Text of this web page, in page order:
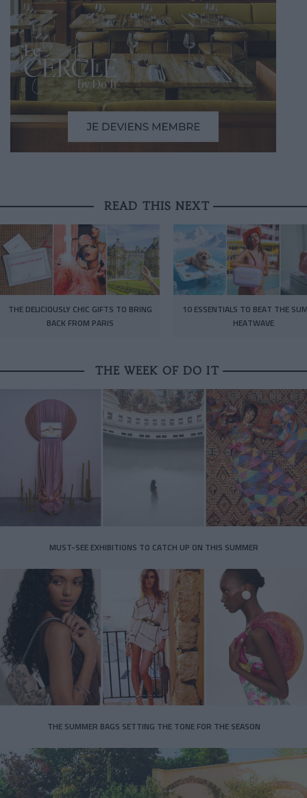
READ THIS NEXT
THE DELICIOUSLY CHIC GIFTS TO BRING
BACK FROM PARIS
10 ESSENTIALS TO BEAT THE
HEATWAVE
THE WEEK OF DO IT
MUST-SEE EXHIBITIONS TO CATCH UP ON THIS SUMMER
THE SUMMER BAGS SETTING THE TONE FOR THE SEASON